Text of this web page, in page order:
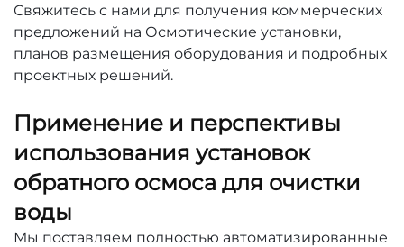
Свяжитесь с нами для получения коммерческих
предложений на Осмотические установки,
планов размещения оборудования и подробных
проектных решений.
Применение и перспективы
использования установок
обратного осмоса для очистки
воды
Мы поставляем полностью автоматизированные